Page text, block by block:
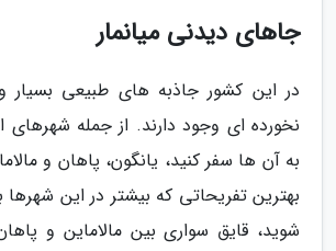
جاهای دیدنی میانمار
در این کشور جاذبه های طبیعی
نخورده ای وجود دارند. از جمله شهرهای
به آن ها سفر کنید، یانگون، پاهان و
بهترین تفریحاتی که بیشتر در این
شوید، قایق سواری بین مالاماین و